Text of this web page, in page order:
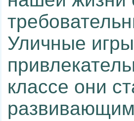
Уличные
классе они